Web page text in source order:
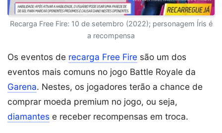
Recarga Free Fire: 10 de setembro (2022); personagem Íris é
a recompensa
Os eventos de recarga Free Fire são um dos
eventos mais comuns no jogo Battle Royale da
Garena. Nestes, os jogadores terão a chance de
comprar moeda premium no jogo, ou seja,
diamantes e receber recompensas em troca.